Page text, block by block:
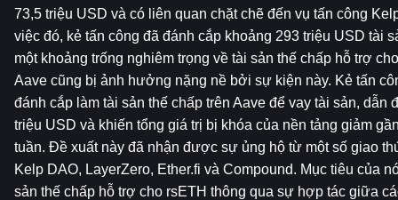
73,5 triệu USD và có liên quan chặt chẽ đến vụ tấn công
việc đó, kẻ tấn công đã đánh cắp khoảng 293 triệu USD tài
một khoảng trống nghiêm trọng về tài sản thế chấp hỗ trợ
Aave cũng bị ảnh hưởng nặng nề bởi sự kiện này. Kẻ tấn
đánh cắp làm tài sản thế chấp trên Aave để vay tài sản, dẫn
triệu USD và khiến tổng giá trị bị khóa của nền tảng giảm
tuần. Đề xuất này đã nhận được sự ủng hộ từ một số giao
Kelp DAO, LayerZero, Ether.fi và Compound. Mục tiêu của
sản thế chấp hỗ trợ cho rsETH thông qua sự hợp tác giữa